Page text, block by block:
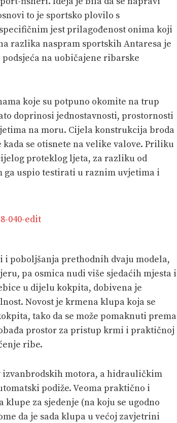
to je sportsko plovilo s
jest prilagođenost onima koji
razlika naspram sportskih Antaresa je
na uobičajene ribarske
koje su potpuno okomite na trup
doprinosi jednostavnosti, prostornosti
na moru. Cijela konstrukcija broda
se otisnete na velike valove. Priliku
proteklog ljeta, za razliku od
ga uspio testirati u raznim uvjetima i
poboljšanja prethodnih dvaju modela,
pa osmica nudi više sjedaćih mjesta i
u dijelu kokpita, dobivena je
Novost je krmena klupa koja se
tako da se može pomaknuti prema
prostor za pristup krmi i praktičnoj
ribe.
izvanbrodskih motora, a hidrauličkim
podiže. Veoma praktično i
za sjedenje (na koju se ugodno
da je sada klupa u većoj zavjetrini